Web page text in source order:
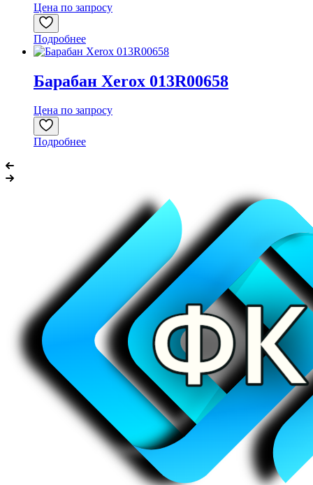
Цена по запросу
Подробнее
Барабан Xerox 013R00658
Цена по запросу
Подробнее